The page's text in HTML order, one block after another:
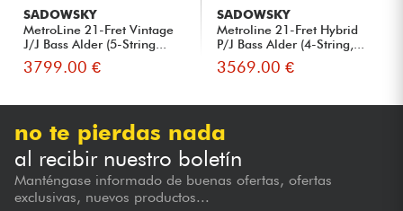
SADOWSKY
MetroLine 21-Fret Vintage
J/J Bass Alder (5-String...
3799.00 €
SADOWSKY
Metroline 21-Fret Hybrid
P/J Bass Alder (4-String,...
3569.00 €
no te pierdas nada
al recibir nuestro boletín
Manténgase informado de buenas ofertas, ofertas
exclusivas, nuevos productos...